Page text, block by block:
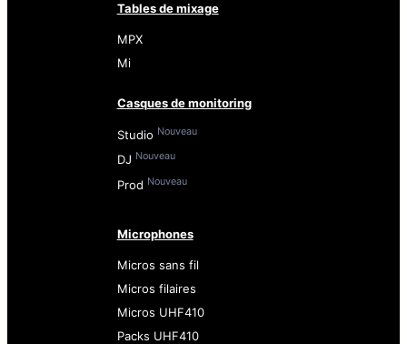
Tables de mixage
MPX
Mi
Casques de monitoring
Studio Nouveau
DJ Nouveau
Prod Nouveau
Microphones
Micros sans fil
Micros filaires
Micros UHF410
Packs UHF410